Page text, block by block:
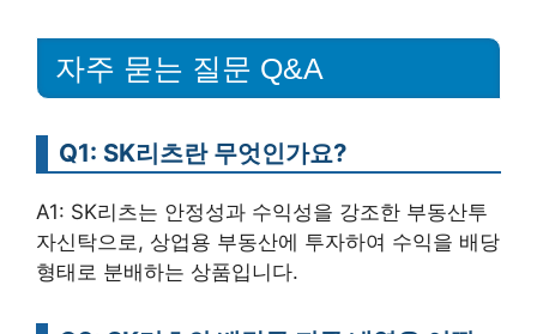
자주 묻는 질문 Q&A
Q1: SK리츠란 무엇인가요?
A1: SK리츠는 안정성과 수익성을 강조한 부동산투
자신탁으로, 상업용 부동산에 투자하여 수익을 배당
형태로 분배하는 상품입니다.